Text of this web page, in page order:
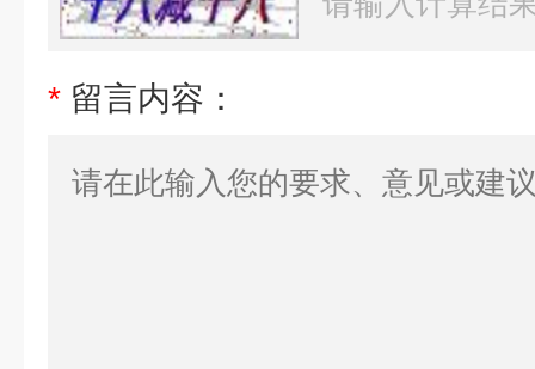
* 留言内容：